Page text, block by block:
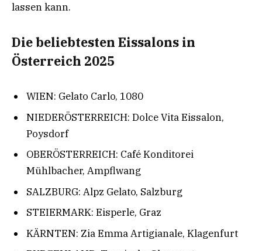
lassen kann.
Die beliebtesten Eissalons in
Österreich 2025
WIEN: Gelato Carlo, 1080
NIEDERÖSTERREICH: Dolce Vita Eissalon,
Poysdorf
OBERÖSTERREICH: Café Konditorei
Mühlbacher, Ampflwang
SALZBURG: Alpz Gelato, Salzburg
STEIERMARK: Eisperle, Graz
KÄRNTEN: Zia Emma Artigianale, Klagenfurt